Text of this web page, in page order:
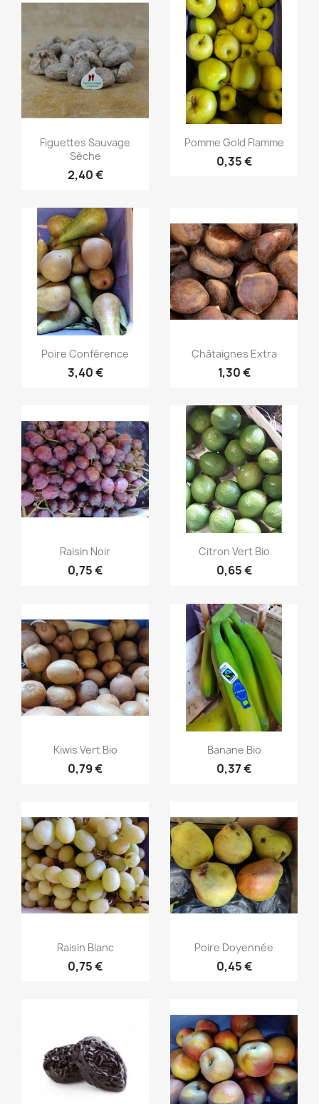
Aperçu rapide
Figuettes Sauvage
Sèche
2,40 €
Aperçu rapide
Pomme Gold Flamme
0,35 €
Aperçu rapide
Poire Conférence
3,40 €
Aperçu rapide
Châtaignes Extra
1,30 €
Aperçu rapide
Raisin Noir
0,75 €
Aperçu rapide
Citron Vert Bio
0,65 €
Aperçu rapide
Kiwis Vert Bio
0,79 €
Aperçu rapide
Banane Bio
0,37 €
Aperçu rapide
Raisin Blanc
0,75 €
Aperçu rapide
Poire Doyennée
0,45 €